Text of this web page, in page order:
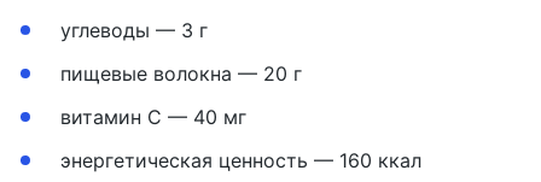
углеводы — 3 г
пищевые волокна — 20 г
витамин С — 40 мг
энергетическая ценность — 160 ккал